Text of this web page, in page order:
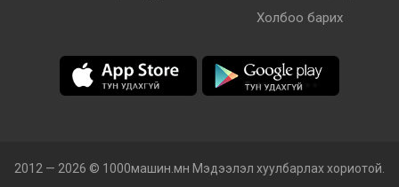
Холбоо барих
2012 — 2026 © 1000машин.мн Мэдээлэл хуулбарлах хориотой.